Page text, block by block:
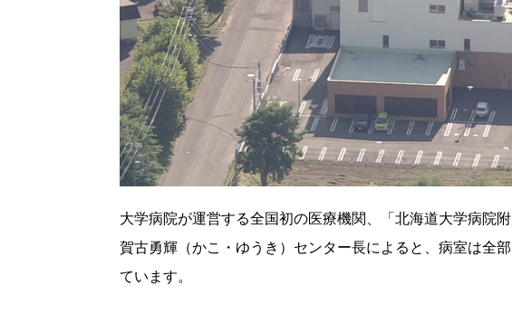
大学病院が運営する全国初の医療機関、「北海道大学病院
賀古勇輝（かこ・ゆうき）センター長によると、病室は全
ています。